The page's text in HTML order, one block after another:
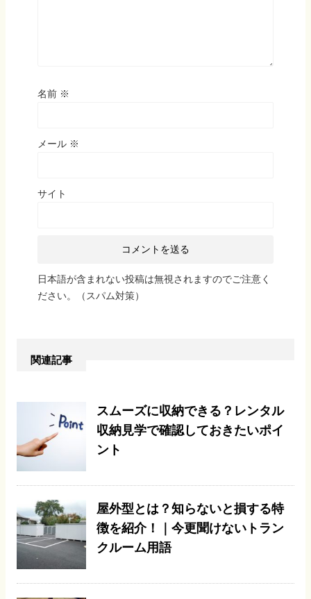
名前 ※
メール ※
サイト
日本語が含まれない投稿は無視されますのでご注意く
ださい。（スパム対策）
関連記事
スムーズに収納できる？レンタル
収納見学で確認しておきたいポイ
ント
屋外型とは？知らないと損する特
徴を紹介！｜今更聞けないトラン
クルーム用語